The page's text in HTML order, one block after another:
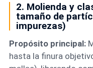
2. Molienda y
tamaño de
impurezas)
Propósito principal:
hasta la finura